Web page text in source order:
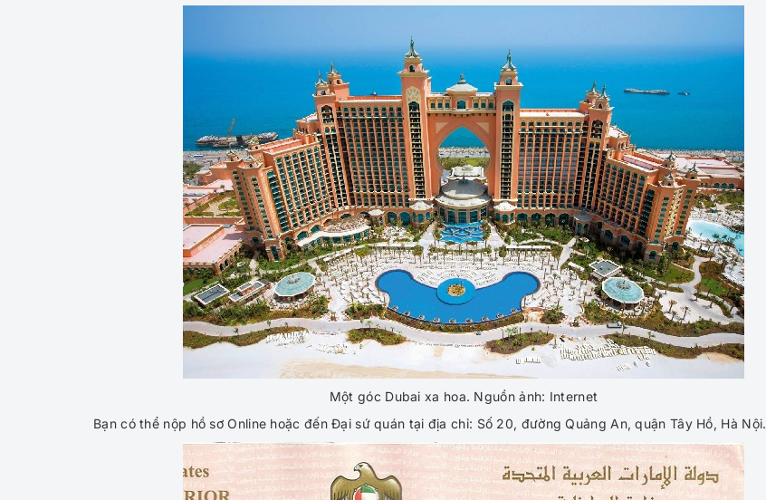
Một góc Dubai xa hoa. Nguồn ảnh: Internet
Bạn có thể nộp hồ sơ Online hoặc đến Đại sứ quán tại địa chỉ: Số 20, đường Quảng An, quận Tây Hồ, Hà Nội.